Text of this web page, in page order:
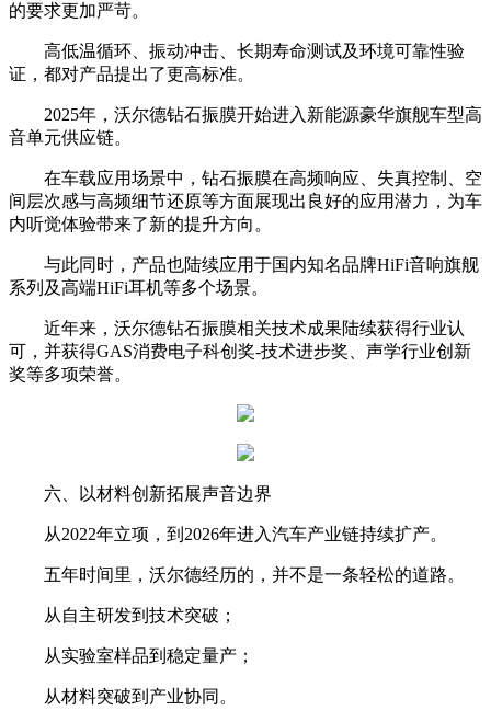
的要求更加严苛。
高低温循环、振动冲击、长期寿命测试及环境可靠性验
证，都对产品提出了更高标准。
2025年，沃尔德钻石振膜开始进入新能源豪华旗舰车型高
音单元供应链。
在车载应用场景中，钻石振膜在高频响应、失真控制、空
间层次感与高频细节还原等方面展现出良好的应用潜力，为车
内听觉体验带来了新的提升方向。
与此同时，产品也陆续应用于国内知名品牌HiFi音响旗舰
系列及高端HiFi耳机等多个场景。
近年来，沃尔德钻石振膜相关技术成果陆续获得行业认
可，并获得GAS消费电子科创奖-技术进步奖、声学行业创新
奖等多项荣誉。
六、以材料创新拓展声音边界
从2022年立项，到2026年进入汽车产业链持续扩产。
五年时间里，沃尔德经历的，并不是一条轻松的道路。
从自主研发到技术突破；
从实验室样品到稳定量产；
从材料突破到产业协同。